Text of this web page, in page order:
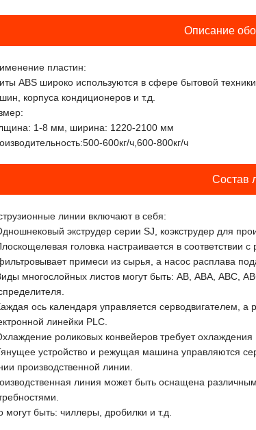
Описание
пластин:
ABS широко используются в сфере бытовой
корпуса кондиционеров и т.д.
1-8 мм, ширина: 1220-2100 мм
600кг/ч,600-800кг/ч
Состав
линии включают в себя:
экструдер серии SJ, коэкструдер для
головка настраивается в соответствии
примеси из сырья, а насос расплава
многослойных листов могут быть: АВ, АВА, АВС,
ось календаря управляется серводвигателем,
линейки PLC.
роликовых конвейеров требует охлаждения
устройство и режущая машина управляются
производственной линии.
линия может быть оснащена
могут быть: чиллеры, дробилки и т.д.